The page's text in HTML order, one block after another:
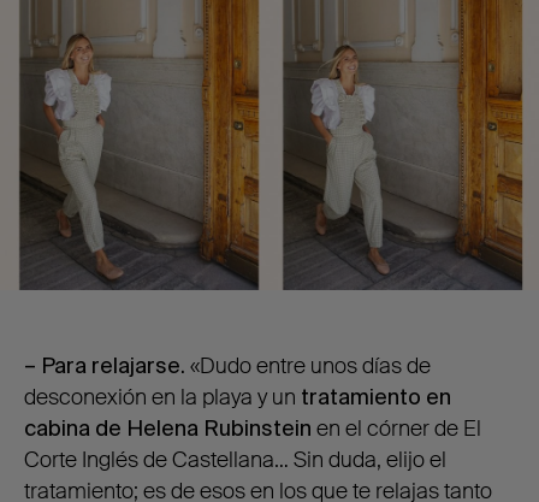
– Para relajarse. «Dudo entre unos días de
desconexión en la playa y un tratamiento en
cabina de Helena Rubinstein en el córner de El
Corte Inglés de Castellana… Sin duda, elijo el
tratamiento; es de esos en los que te relajas tanto